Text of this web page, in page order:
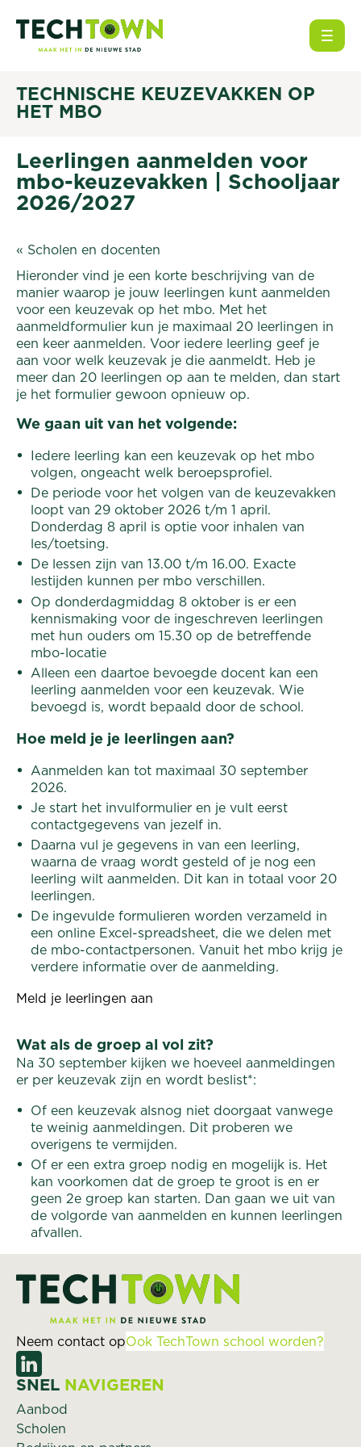
TECHNISCHE KEUZEVAKKEN OP
HET MBO
Leerlingen aanmelden voor
mbo-keuzevakken | Schooljaar
2026/2027
« Scholen en docenten
Hieronder vind je een korte beschrijving van de
manier waarop je jouw leerlingen kunt aanmelden
voor een keuzevak op het mbo. Met het
aanmeldformulier kun je maximaal 20 leerlingen in
een keer aanmelden. Voor iedere leerling geef je
aan voor welk keuzevak je die aanmeldt. Heb je
meer dan 20 leerlingen op aan te melden, dan start
je het formulier gewoon opnieuw op.
We gaan uit van het volgende:
Iedere leerling kan een keuzevak op het mbo
volgen, ongeacht welk beroepsprofiel.
De periode voor het volgen van de keuzevakken
loopt van 29 oktober 2026 t/m 1 april.
Donderdag 8 april is optie voor inhalen van
les/toetsing.
De lessen zijn van 13.00 t/m 16.00. Exacte
lestijden kunnen per mbo verschillen.
Op donderdagmiddag 8 oktober is er een
kennismaking voor de ingeschreven leerlingen
met hun ouders om 15.30 op de betreffende
mbo-locatie
Alleen een daartoe bevoegde docent kan een
leerling aanmelden voor een keuzevak. Wie
bevoegd is, wordt bepaald door de school.
Hoe meld je je leerlingen aan?
Aanmelden kan tot maximaal 30 september
2026.
Je start het invulformulier en je vult eerst
contactgegevens van jezelf in.
Daarna vul je gegevens in van een leerling,
waarna de vraag wordt gesteld of je nog een
leerling wilt aanmelden. Dit kan in totaal voor 20
leerlingen.
De ingevulde formulieren worden verzameld in
een online Excel-spreadsheet, die we delen met
de mbo-contactpersonen. Vanuit het mbo krijg je
verdere informatie over de aanmelding.
Meld je leerlingen aan
Wat als de groep al vol zit?
Na 30 september kijken we hoeveel aanmeldingen
er per keuzevak zijn en wordt beslist*:
Of een keuzevak alsnog niet doorgaat vanwege
te weinig aanmeldingen. Dit proberen we
overigens te vermijden.
Of er een extra groep nodig en mogelijk is. Het
kan voorkomen dat de groep te groot is en er
geen 2e groep kan starten. Dan gaan we uit van
de volgorde van aanmelden en kunnen leerlingen
afvallen.
Neem contact opOok TechTown school worden?
SNEL NAVIGEREN
Aanbod
Scholen